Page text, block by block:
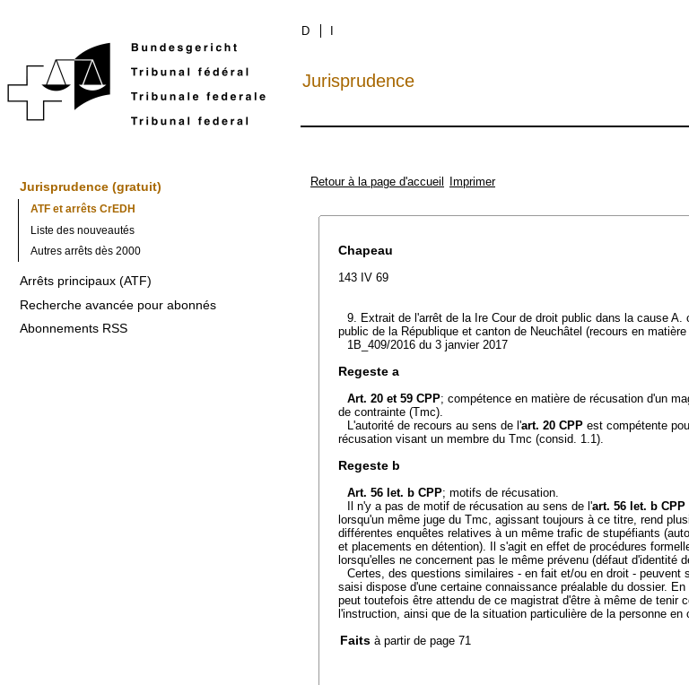
D
Jurisprudence
Jurisprudence (gratuit)
ATF et arrêts CrEDH
Liste des nouveautés
Autres arrêts dès 2000
Arrêts principaux (ATF)
Recherche avancée pour abonnés
Abonnements RSS
Retour à la page d'accueil Imprimer
Chapeau
143 IV 69
9. Extrait de l'arrêt de la Ire Cour de droit public dans la cause
public de la République et canton de Neuchâtel (recours en matière
1B_409/2016 du 3 janvier 2017
Regeste a
Art. 20 et 59 CPP; compétence en matière de récusation d'un
de contrainte (Tmc).
L'autorité de recours au sens de l'art. 20 CPP est compétente
récusation visant un membre du Tmc (consid. 1.1).
Regeste b
Art. 56 let. b CPP; motifs de récusation.
Il n'y a pas de motif de récusation au sens de l'art. 56 let. b CPP
lorsqu'un même juge du Tmc, agissant toujours à ce titre, rend
différentes enquêtes relatives à un même trafic de stupéfiants
et placements en détention). Il s'agit en effet de procédures
lorsqu'elles ne concernent pas le même prévenu (défaut d'identité
Certes, des questions similaires - en fait et/ou en droit - peuvent
saisi dispose d'une certaine connaissance préalable du dossier.
peut toutefois être attendu de ce magistrat d'être à même de tenir
l'instruction, ainsi que de la situation particulière de la personne en
Faits à partir de page 71